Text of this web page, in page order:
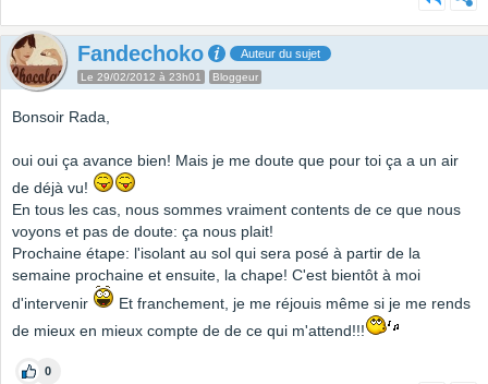
Fandechoko Auteur du sujet
Le 29/02/2012 à 23h01 Bloggeur
Bonsoir Rada,
oui oui ça avance bien! Mais je me doute que pour toi ça a un air
de déjà vu!
En tous les cas, nous sommes vraiment contents de ce que nous
voyons et pas de doute: ça nous plait!
Prochaine étape: l'isolant au sol qui sera posé à partir de la
semaine prochaine et ensuite, la chape! C'est bientôt à moi
d'intervenir
Et franchement, je me réjouis même si je me rends
de mieux en mieux compte de de ce qui m'attend!!!
0